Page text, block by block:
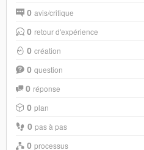
0 avis/critique
0 retour d'expérience
0 création
0 question
0 réponse
0 plan
0 pas à pas
0 processus